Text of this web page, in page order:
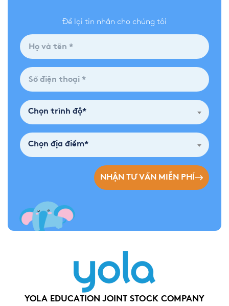
Để lại tin nhắn cho chúng tôi
Chọn trình độ*
Chọn địa điểm*
NHẬN TƯ VẤN MIỄN PHÍ
YOLA EDUCATION JOINT STOCK COMPANY